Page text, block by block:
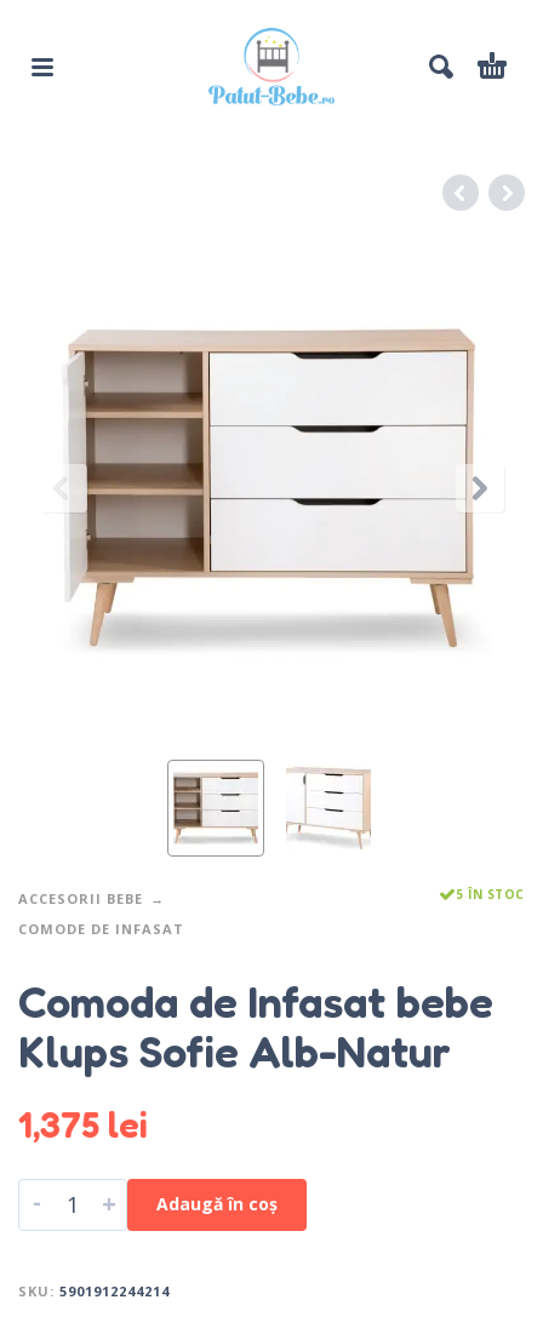
ACCESORII BEBE
COMODE DE INFASAT
5 ÎN STOC
Comoda de Infasat bebe
Klups Sofie Alb-Natur
1,375 lei
- + Adaugă în coș
SKU: 5901912244214